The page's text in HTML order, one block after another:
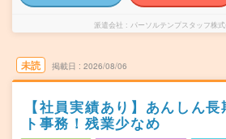
派遣会社 パーソルテンプスタッフ株
未読 掲載日 2026/08/06
【社員実績あり】あんしん
ト事務！残業少なめ